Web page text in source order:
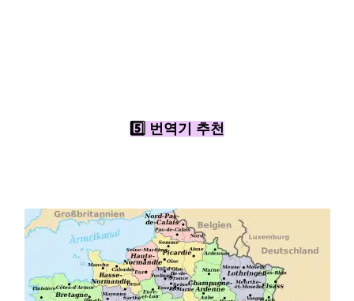
5️⃣ 번역기 추천